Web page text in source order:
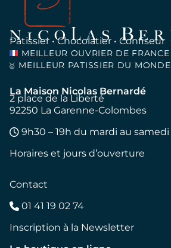
Pâtissier • Chocolatier • Confiseur
MEILLEUR OUVRIER DE FRANCE
🥇 MEILLEUR PATISSIER DU MONDE
La Maison Nicolas Bernardé
2 place de la Liberté
92250 La Garenne-Colombes
9h30 – 19h du mardi au samedi
Horaires et jours d’ouverture
Contact
01 41 19 02 74
Inscription à la Newsletter